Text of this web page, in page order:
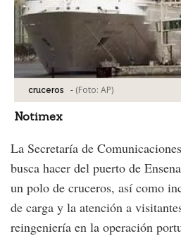
cruceros - (Foto: AP)
Notimex
La Secretaría de
busca hacer del puerto de
un polo de cruceros, así como
de carga y la atención a
reingeniería en la operación